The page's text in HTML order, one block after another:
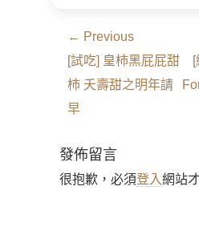
文
章
導
覽
← Previous
Previous
post:
[試吃] 皇柿黑屁屁甜
柿 夭壽甜之明年請
早
發佈留言
很抱歉，必須登入網站